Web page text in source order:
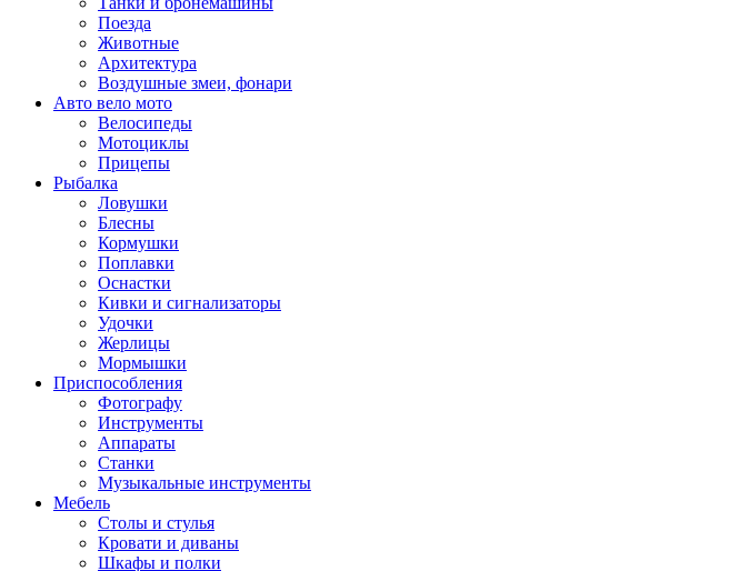
Поезда
Животные
Архитектура
Воздушные змеи, фонари
Авто вело мото
Велосипеды
Мотоциклы
Прицепы
Рыбалка
Ловушки
Блесны
Кормушки
Поплавки
Оснастки
Кивки и сигнализаторы
Удочки
Жерлицы
Мормышки
Приспособления
Фотографу
Инструменты
Аппараты
Станки
Музыкальные инструменты
Мебель
Столы и стулья
Кровати и диваны
Шкафы и полки